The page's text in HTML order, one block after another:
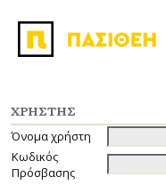
ΧΡΉΣΤΗΣ
Όνομα χρήστη
Κωδικός
Πρόσβασης